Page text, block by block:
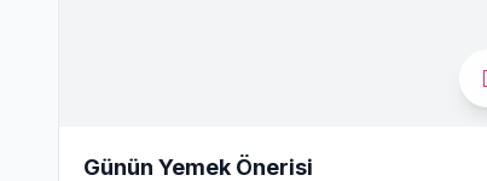
Günün Yemek Önerisi